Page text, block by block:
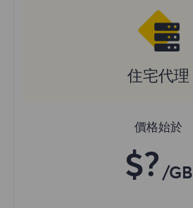
住宅代理
價格始於
$? /GB